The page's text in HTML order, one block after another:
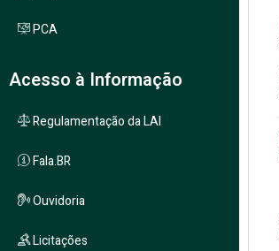
PCA
Acesso à Informação
Regulamentação da LAI
Fala.BR
Ouvidoria
Licitações